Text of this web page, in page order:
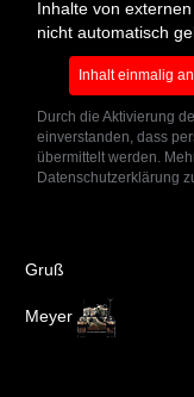
Inhalte von
nicht automatisch
Inhalt einmalig
Durch die Aktivierung
einverstanden, dass
übermittelt werden.
Datenschutzerklärung
Gruß
Meyer